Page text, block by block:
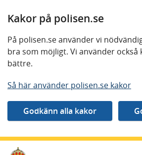
Kakor på polisen.se
På polisen.se använder vi
bra som möjligt. Vi använder
bättre.
Så här använder polisen.se kakor